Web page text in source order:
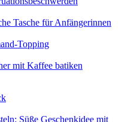
Tasche für Anfängerinnen
Topping
mit Kaffee batiken
Süße Geschenkidee mit